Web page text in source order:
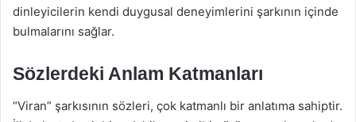
dinleyicilerin kendi duygusal deneyimlerini şarkının içinde
bulmalarını sağlar.
Sözlerdeki Anlam Katmanları
“Viran” şarkısının sözleri, çok katmanlı bir anlatıma sahiptir.